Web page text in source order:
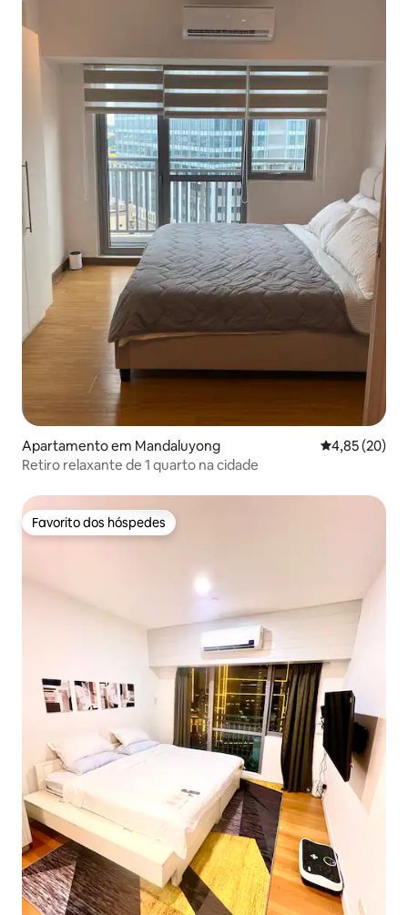
Apartamento em Mandaluyong Classificação
4,85 (20)
Retiro relaxante de 1 quarto na cidade
Favorito dos hóspedes
Favorito dos hóspedes